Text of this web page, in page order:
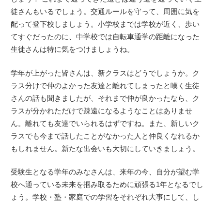
徒さんもいるでしょう。交通ルールを守って、周囲に気を
配って登下校しましょう。小学校までは学校が近く、歩い
てすぐだったのに、中学校では自転車通学の距離になった
生徒さんは特に気をつけましょうね。
学年が上がった皆さんは、新クラスはどうでしょうか。ク
ラス分けで仲のよかった友達と離れてしまったと嘆く生徒
さんの話も聞きましたが、それまで仲が良かったなら、ク
ラスが分かれただけで疎遠になるようなことはありませ
ん。離れても友達でいられるはずですね。また、新しいク
ラスでも今まで話したことがなかった人と仲良くなれるか
もしれません。新たな出会いも大切にしていきましょう。
受験生となる学年のみなさんは、来年の今、自分が望む学
校へ通っている未来を掴み取るために頑張る1年となるでし
ょう。学校・塾・家庭での学習をそれぞれ大事にして、し